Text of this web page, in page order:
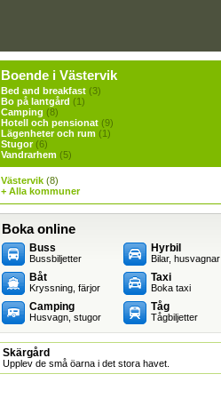
Boende i Västervik
Bed and breakfast (3)
Bo på lantgård (1)
Camping (8)
Hotell och pensionat (9)
Lägenheter och rum (1)
Stugor(6)
Vandrarhem (5)
Västervik (8)
+ Alla kommuner
Boka online
Buss
Bussbiljetter
Båt
Kryssning, färjor
Camping
Husvagn, stugor
Hyrbil
Bilar, husvagnar
Taxi
Boka taxi
Tåg
Tågbiljetter
Skärgård
Upplev de små öarna i det stora havet.